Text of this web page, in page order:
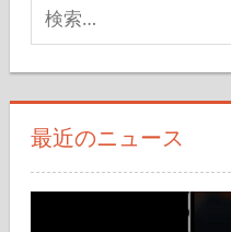
索
対
象:
最近のニュース